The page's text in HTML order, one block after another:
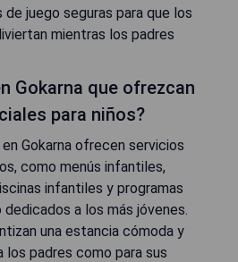
de juego seguras para que los
mientras los padres
Gokarna que ofrezcan
para niños?
Gokarna ofrecen servicios
como menús infantiles,
infantiles y programas
a los más jóvenes.
una estancia cómoda y
padres como para sus